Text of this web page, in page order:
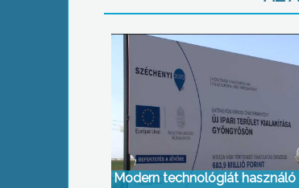
Modern technológiát